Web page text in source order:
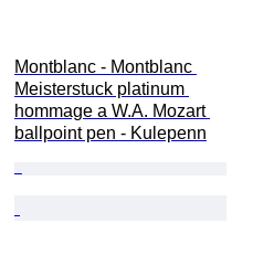
Montblanc - Montblanc
Meisterstuck platinum
hommage a W.A. Mozart
ballpoint pen - Kulepenn